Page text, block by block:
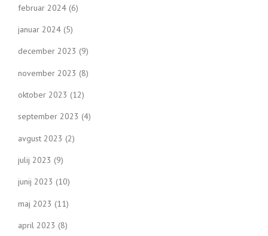
februar 2024 (6)
januar 2024 (5)
december 2023 (9)
november 2023 (8)
oktober 2023 (12)
september 2023 (4)
avgust 2023 (2)
julij 2023 (9)
junij 2023 (10)
maj 2023 (11)
april 2023 (8)